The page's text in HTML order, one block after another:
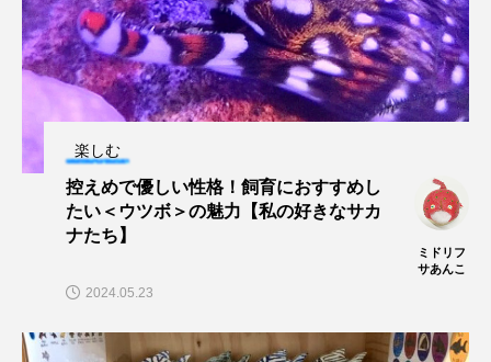
海きらら 海水魚 海洋 海洋環境
海獣 海綿動物 海藻 海遊館
海鳥 液浸標本 淀川 淡水魚
深海 深海生物 深海魚
渋川マリン水族館
漁業 漁港
無脊椎動物 熱帯魚 牡蠣 特徴
楽しむ
控えめで優しい性格！飼育におすすめし
たい＜ウツボ＞の魅力【私の好きなサカ
ナたち】
ミドリフ
サあんこ
2024.05.23